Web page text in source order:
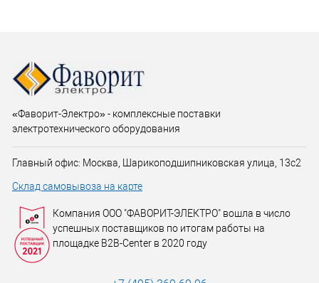
«Фаворит-Электро» - комплексные поставки
электротехнического оборудования
Главный офис: Москва, Шарикоподшипниковская улица, 13с2
Склад самовывоза на карте
Компания ООО "ФАВОРИТ-ЭЛЕКТРО" вошла в число
успешных поставщиков по итогам работы на
площадке B2B-Center в 2020 году